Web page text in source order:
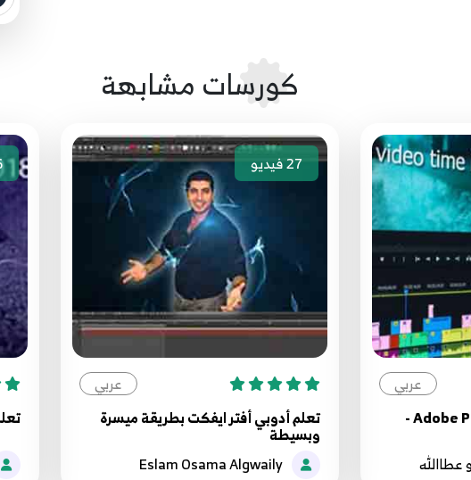
كورسات مشابهة
عربي
Adobe Premiere Pro CC Course -
27فيديو
عربي
تعلم أدوبي أفتر ايفكت بطريقة ميسرة
وبسيطة
Eslam Osama Algwaily